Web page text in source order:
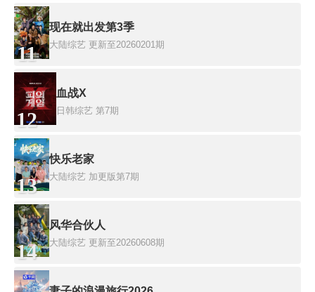
11
现在就出发第3季
大陆综艺 更新至20260201期
12
血战X
日韩综艺 第7期
13
快乐老家
大陆综艺 加更版第7期
14
风华合伙人
大陆综艺 更新至20260608期